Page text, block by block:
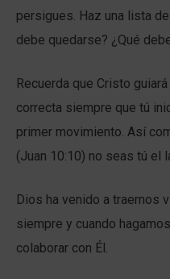
persigues. Haz una lista
debe quedarse? ¿Qué
Recuerda que Cristo
correcta siempre que tú
primer movimiento. Así
(Juan 10:10) no seas tú el
Dios ha venido a traernos
siempre y cuando
colaborar con Él.